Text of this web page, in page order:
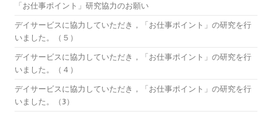
「お仕事ポイント」研究協力のお願い
デイサービスに協力していただき，「お仕事ポイント」の研究を行
いました。（５）
デイサービスに協力していただき，「お仕事ポイント」の研究を行
いました。（４）
デイサービスに協力していただき，「お仕事ポイント」の研究を行
いました。（3）